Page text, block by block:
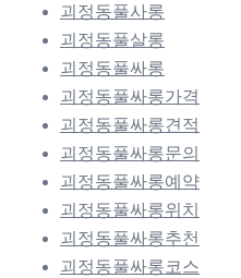
괴정동풀사롱
괴정동풀살롱
괴정동풀싸롱
괴정동풀싸롱가격
괴정동풀싸롱견적
괴정동풀싸롱문의
괴정동풀싸롱예약
괴정동풀싸롱위치
괴정동풀싸롱추천
괴정동풀싸롱코스